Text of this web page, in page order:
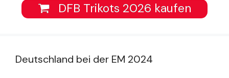
DFB Trikots 2026 kaufen
Deutschland bei der EM 2024